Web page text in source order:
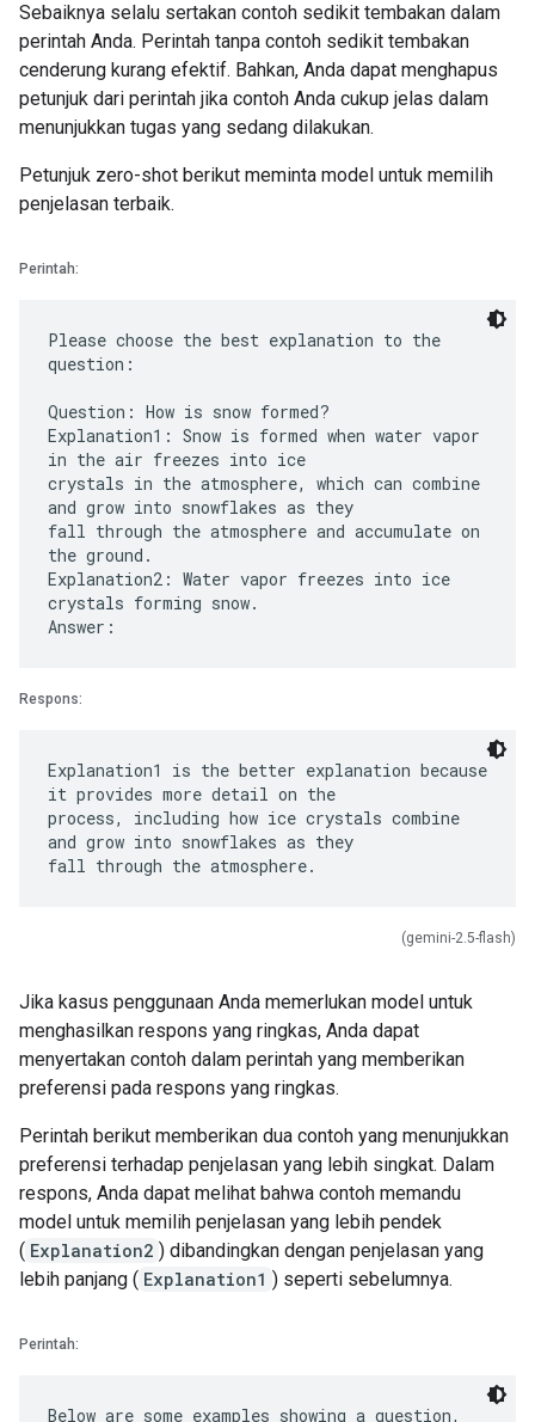
Sebaiknya selalu sertakan contoh sedikit tembakan dalam
perintah Anda. Perintah tanpa contoh sedikit tembakan
cenderung kurang efektif. Bahkan, Anda dapat menghapus
petunjuk dari perintah jika contoh Anda cukup jelas dalam
menunjukkan tugas yang sedang dilakukan.
Petunjuk zero-shot berikut meminta model untuk memilih
penjelasan terbaik.
Perintah:
Please choose the best explanation to the
question:
Question: How is snow formed?
Explanation1: Snow is formed when water vapor
in the air freezes into ice
crystals in the atmosphere, which can combine
and grow into snowflakes as they
fall through the atmosphere and accumulate on
the ground.
Explanation2: Water vapor freezes into ice
crystals forming snow.
Respons:
Explanation1 is the better explanation because
it provides more detail on the
process, including how ice crystals combine
and grow into snowflakes as they
(gemini-2.5-flash)
Jika kasus penggunaan Anda memerlukan model untuk
menghasilkan respons yang ringkas, Anda dapat
menyertakan contoh dalam perintah yang memberikan
preferensi pada respons yang ringkas.
Perintah berikut memberikan dua contoh yang menunjukkan
preferensi terhadap penjelasan yang lebih singkat. Dalam
respons, Anda dapat melihat bahwa contoh memandu
model untuk memilih penjelasan yang lebih pendek
( Explanation2 ) dibandingkan dengan penjelasan yang
lebih panjang ( Explanation1 ) seperti sebelumnya.
Perintah:
Below are some examples showing a question,